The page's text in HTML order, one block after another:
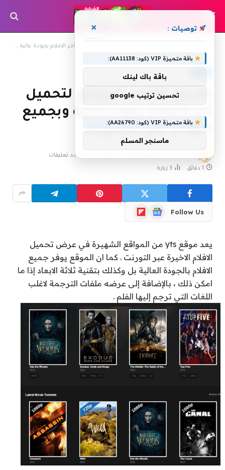
yts من أفضل المواقع لتحميل
آخر الافلام بجودة عالية وبجميع
اللغات على حاسوبك
لا توجد تعليقات
1 دقائق 3 زيارة
Follow Us
Google
News
Flipboard
يعد موقع yts من المواقع الشهيرة في عرض تحميل
الافلام الاخيرة عبر التورنت . كما ان الموقع يوفر جميع
الافلام بالجودة العالية بل وكذلك بتقنية ثلاثة الابعاد إذا ما
امكن ذلك ، بالإضافة إلى عرضه ملفات الترجمة لاغلب
اللغات التي ترجم إليها الفلم .
توصيات : ×
باقة متميزة VIP (كود: AA11138):
باقة باك لينك
تحسين ترتيب google
باقة متميزة VIP (كود: AA26790):
ماسنجر المسلم